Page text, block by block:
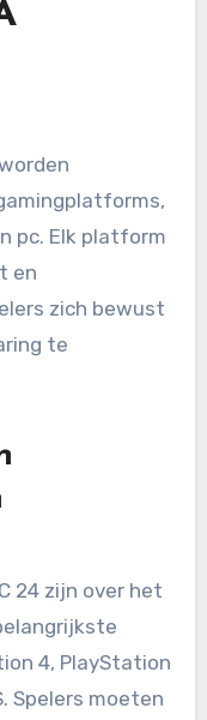
pc. Elk platform
en
zich bewust
te
24 zijn over het
4, PlayStation
Spelers moeten